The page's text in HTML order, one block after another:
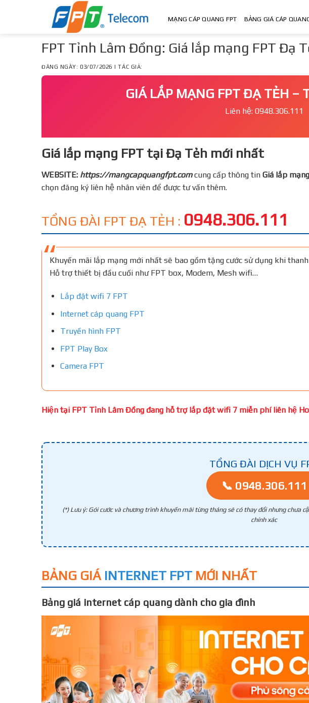
MẠNG CÁP QUANG FPT BẢNG GIÁ CÁP
FPT Tỉnh Lâm Đồng: Giá lắp mạng FPT Đạ
ĐĂNG NGÀY: 03/07/2026 | TÁC GIẢ:
GIÁ LẮP MẠNG FPT ĐẠ TẺH –
Liên hệ: 0948.306.111
Giá lắp mạng FPT tại Đạ Tẻh mới nhất
WEBSITE: https://mangcapquangfpt.comcung cấp thông tin Giá lắp
chọn đăng ký liên hệ nhân viên để được tư vấn thêm.
TỔNG ĐÀI FPT ĐẠ TẺH : 0948.306.111
Khuyến mãi lắp mạng mới nhất sẽ bao gồm tặng cước sử dụng khi
Hỗ trợ thiết bị đầu cuối như FPT box, Modem, Mesh wifi…
Lắp đặt wifi 7 FPT
Internet cáp quang FPT
Truyền hình FPT
FPT Play Box
Camera FPT
Hiện tại FPT Tỉnh Lâm Đồng đang hỗ trợ lắp đặt wifi 7 miễn phí liên hệ
TỔNG ĐÀI DỊCH VỤ
📞 0948.306.111
(*) Lưu ý: Gói cước và chương trình khuyến mãi từng tháng sẽ có thay đổi nhưng chưa
chính xác
BẢNG GIÁ INTERNET FPT MỚI NHẤT
Bảng giá internet cáp quang dành cho gia đình